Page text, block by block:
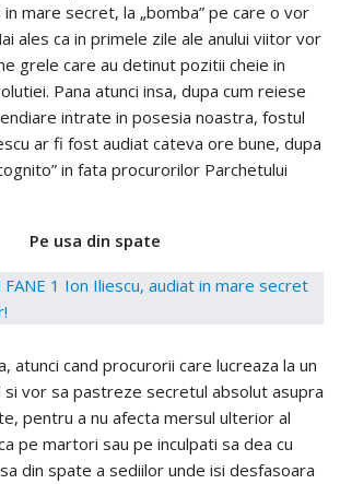
mare secret, la „bomba” pe care o vor
ales ca in primele zile ale anului viitor vor
grele care au detinut pozitii cheie in
Pana atunci insa, dupa cum reiese
intrate in posesia noastra, fostul
ar fi fost audiat cateva ore bune, dupa
in fata procurorilor Parchetului
Pe usa din spate
atunci cand procurorii care lucreaza la un
si vor sa pastreze secretul absolut asupra
pentru a nu afecta mersul ulterior al
pe martori sau pe inculpati sa dea cu
din spate a sediilor unde isi desfasoara